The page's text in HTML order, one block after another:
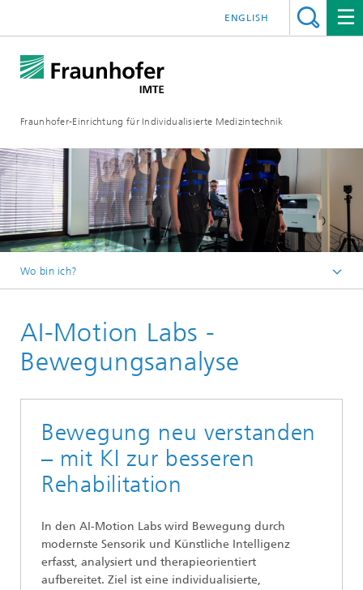
Fraunhofer-Einrichtung für Individualisierte Medizintechnik
ENGLISH
Wo bin ich?
Technologien & Produkte
Muskuloskelettal und Prothetik
AI-Motion Labs -
Bewegungsanalyse
Bewegung neu verstanden
– mit KI zur besseren
Rehabilitation
In den AI-Motion Labs wird Bewegung durch
modernste Sensorik und Künstliche Intelligenz
erfasst, analysiert und therapieorientiert
aufbereitet. Ziel ist eine individualisierte,